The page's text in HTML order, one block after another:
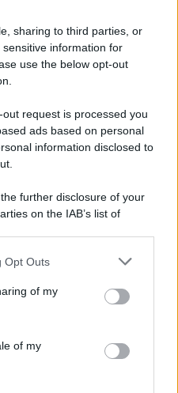
sharing to third parties, or
information for
use the below opt-out
request is processed you
ads based on personal
information disclosed to
further disclosure of your
on the IAB’s list of
by us to third parties
uses one or more Google
information including but
behaviour. You may click to
and its third-party tags to
Opt Outs
of my
of my
bancaria a
di finanza
intervista ad
pezzi unici che